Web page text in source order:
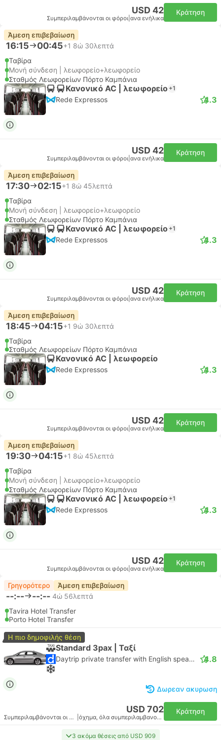
USD 42
Συμπεριλαμβάνονται οι φόροι ανα ενήλικα
Κράτηση
Άμεση επιβεβαίωση
16:15 00:45+1 8ώ 30λεπτά
Ταβίρα
Μονή σύνδεση | λεωφορείο+λεωφορείο
Σταθμός Λεωφορείων Πόρτο Καμπάνια
Κανονικό AC | λεωφορείο +1
Rede Expressos 4.3
USD 42
Συμπεριλαμβάνονται οι φόροι ανα ενήλικα
Κράτηση
Άμεση επιβεβαίωση
17:30 02:15+1 8ώ 45λεπτά
Ταβίρα
Μονή σύνδεση | λεωφορείο+λεωφορείο
Σταθμός Λεωφορείων Πόρτο Καμπάνια
Κανονικό AC | λεωφορείο +1
Rede Expressos 4.3
USD 42
Συμπεριλαμβάνονται οι φόροι ανα ενήλικα
Κράτηση
Άμεση επιβεβαίωση
18:45 04:15+1 9ώ 30λεπτά
Ταβίρα
Σταθμός Λεωφορείων Πόρτο Καμπάνια
Κανονικό AC | λεωφορείο
Rede Expressos 4.3
USD 42
Συμπεριλαμβάνονται οι φόροι ανα ενήλικα
Κράτηση
Άμεση επιβεβαίωση
19:30 04:15+1 8ώ 45λεπτά
Ταβίρα
Μονή σύνδεση | λεωφορείο+λεωφορείο
Σταθμός Λεωφορείων Πόρτο Καμπάνια
Κανονικό AC | λεωφορείο +1
Rede Expressos 4.3
USD 42
Συμπεριλαμβάνονται οι φόροι ανα ενήλικα
Κράτηση
Γρηγορότερο Άμεση επιβεβαίωση
--:-- --:-- 4ώ 56λεπτά
Tavira Hotel Transfer
Porto Hotel Transfer
Η πιο δημοφιλής θέση
Standard 3pax | Ταξί
Daytrip private transfer with English speaking driver 4.8
Δωρεαν ακυρωση
USD 702
Συμπεριλαμβάνονται οι φόροι όχημα, όλα συμπεριλαμβανομένου
Κράτηση
3 ακόμα θέσεις από USD 909